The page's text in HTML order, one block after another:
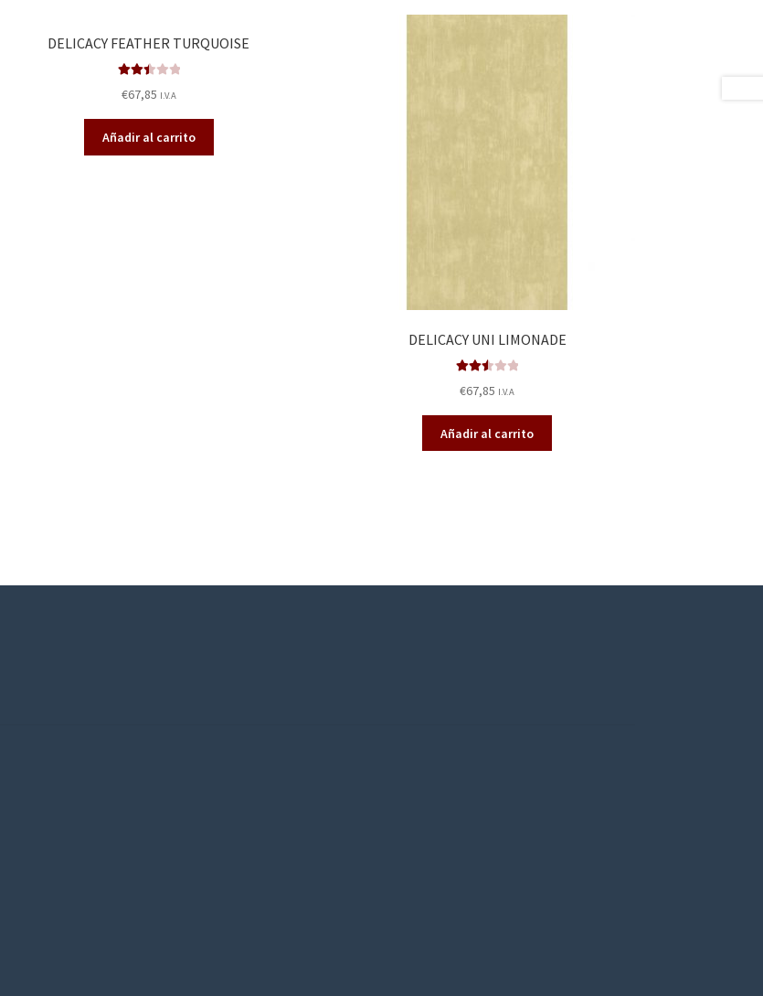
DELICACY FEATHER TURQUOISE
do en
2.49
de 5
€67,85 I.V.A
Añadir al carrito
DELICACY UNI LIMONADE
do en
2.57
de 5
€67,85 I.V.A
Añadir al carrito